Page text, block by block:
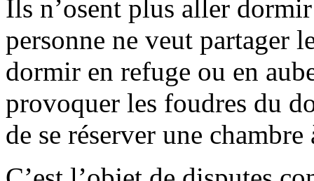
Ils n’osent plus aller
personne ne veut partager
dormir en refuge ou en
provoquer les foudres du
de se réserver une